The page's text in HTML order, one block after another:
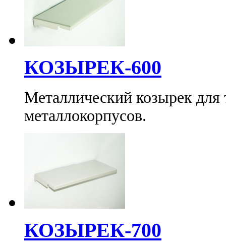
КОЗЫРЕК-600
Металлический козырек
металлокорпусов.
КОЗЫРЕК-700